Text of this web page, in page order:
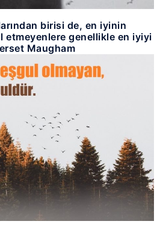
birisi de, en iyinin
etmeyenlere genellikle en iyiyi
Maugham